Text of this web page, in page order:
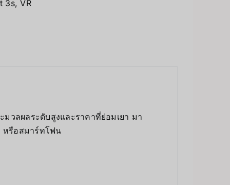
3s,VR
วลผลระดับสูงและราคาที่ย่อมเยา มา
หรือสมาร์ทโฟน